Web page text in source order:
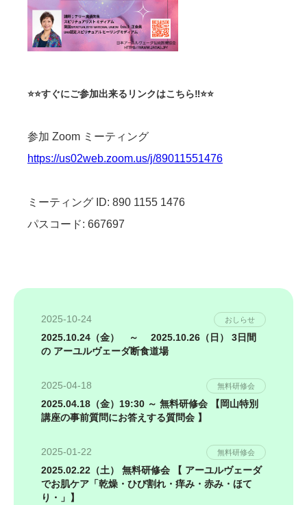
⭐⭐すぐにご参加出来るリンクはこちら‼⭐⭐
参加 Zoom ミーティング
https://us02web.zoom.us/j/89011551476
ミーティング ID: 890 1155 1476
パスコード: 667697
2025-10-24 おしらせ
2025.10.24（金） ～ 2025.10.26（日） 3日間
の アーユルヴェーダ断食道場
2025-04-18 無料研修会
2025.04.18（金）19:30 ～ 無料研修会 【岡山特別
講座の事前質問にお答えする質問会 】
2025-01-22 無料研修会
2025.02.22（土） 無料研修会 【 アーユルヴェーダ
でお肌ケア「乾燥・ひび割れ・痒み・赤み・ほて
り・」】